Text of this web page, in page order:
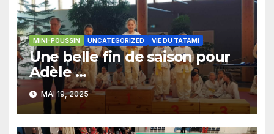
MINI-POUSSIN UNCATEGORIZED VIE DU TATAMI
Une belle fin de saison pour
Adèle …
MAI 19, 2025